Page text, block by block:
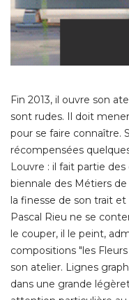
Fin 2013, il ouvre son
sont rudes. Il doit
pour se faire connaître.
récompensées
Louvre : il fait partie
biennale des Métiers
la finesse de son trait
Pascal Rieu ne se
le couper, il le peint,
compositions "les
son atelier. Lignes
dans une grande